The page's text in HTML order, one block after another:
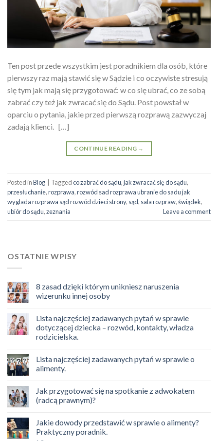
Ten post przede wszystkim jest poradnikiem dla osób, które
pierwszy raz mają stawić się w Sądzie i co oczywiste stresują
się tym jak mają się przygotować: w co się ubrać, co ze sobą
zabrać czy też jak zwracać się do Sądu. Post powstał w
oparciu o pytania, jakie przed pierwszą rozprawą zazwyczaj
zadają klienci. […]
CONTINUE READING →
Posted inBlog | Taggedco zabrać do sądu,jak zwracać się do sądu,
przesłuchanie,rozprawa,rozwód sad rozprawa ubranie do sadu jak
wyglada rozprawa sąd rozwód dzieci strony, sąd, sala rozpraw,świądek,
ubiór do sądu,zeznania Leave a comment
OSTATNIE WPISY
8 zasad dzięki którym unikniesz naruszenia
wizerunku innej osoby
Lista najczęściej zadawanych pytań w sprawie
dotyczącej dziecka – rozwód, kontakty, władza
rodzicielska.
Lista najczęściej zadawanych pytań w sprawie o
alimenty.
Jak przygotować się na spotkanie z adwokatem
(radcą prawnym)?
Jakie dowody przedstawić w sprawie o alimenty?
Praktyczny poradnik.